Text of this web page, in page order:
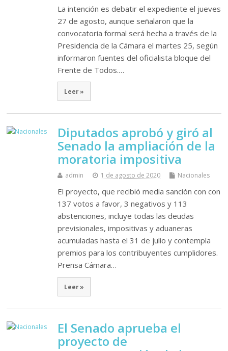
La intención es debatir el expediente el jueves
27 de agosto, aunque señalaron que la
convocatoria formal será hecha a través de la
Presidencia de la Cámara el martes 25, según
informaron fuentes del oficialista bloque del
Frente de Todos.…
Leer »
Diputados aprobó y giró al
Senado la ampliación de la
moratoria impositiva
admin 1 de agosto de 2020 Nacionales
El proyecto, que recibió media sanción con con
137 votos a favor, 3 negativos y 113
abstenciones, incluye todas las deudas
previsionales, impositivas y aduaneras
acumuladas hasta el 31 de julio y contempla
premios para los contribuyentes cumplidores.
Prensa Cámara…
Leer »
El Senado aprueba el
proyecto de